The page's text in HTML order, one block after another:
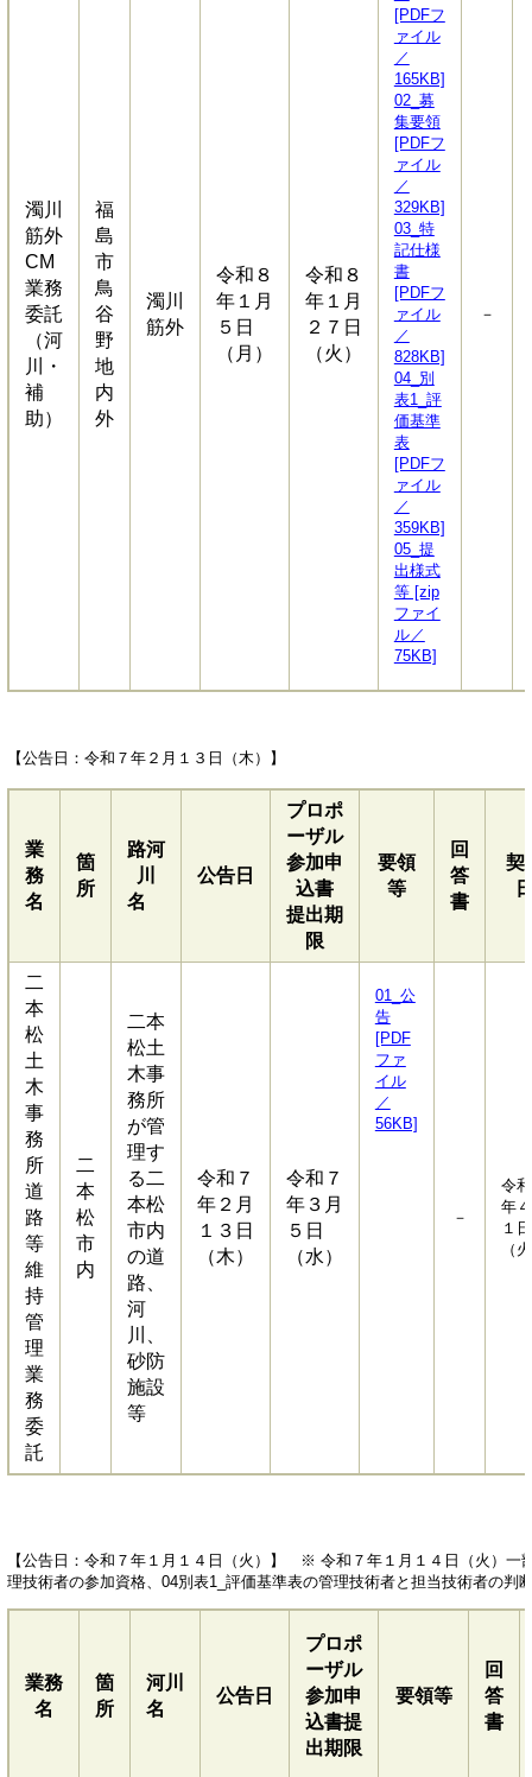
濁川
筋外
CM
業務
委託
（河
川・
補
助）
福
島
市
鳥
谷
野
地
内
外
濁川
筋外
令和８
年１月
５日
（月）
令和８
年１月
２７日
（火）
[PDFフ
ァイル
／
165KB]
02_募
集要領
[PDFフ
ァイル
／
329KB]
03_特
記仕様
書
[PDFフ
ァイル
／
828KB]
04_別
表1_評
価基準
表
[PDFフ
ァイル
／
359KB]
05_提
出様式
等 [zip
ファイ
ル／
75KB]
－
【公告日：令和７年２月１３日（木）】
業
務
名
箇
所
路河
川
名
公告日
プロポ
ーザル
参加申
込書
提出期
限
要領
等
回
答
書
契
二
本
松
土
木
事
務
所
道
路
等
維
持
管
理
業
務
委
託
二
本
松
市
内
二本
松土
木事
務所
が管
理す
る二
本松
市内
の道
路、
河
川、
砂防
施設
等
令和７
年２月
１３日
（木）
令和７
年３月
５日
（水）
01_公
告
[PDF
ファ
イル
／
56KB]
－
令
年
１日
（
【公告日：令和７年１月１４日（火）】 ※ 令和７年１月１４日（火）
理技術者の参加資格、04別表1_評価基準表の管理技術者と担当技術者の判
業務
名
箇
所
河川
名
公告日
プロポ
ーザル
参加申
込書提
出期限
要領等
回
答
書